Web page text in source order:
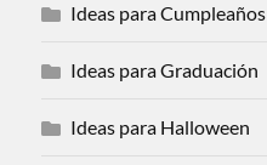
Ideas para Cumpleaños
Ideas para Graduación
Ideas para Halloween